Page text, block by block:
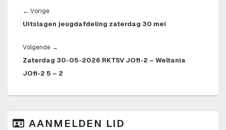
NAVIGATIE
← VorigeVorig
bericht:
Uitslagen jeugdafdeling zaterdag 30 mei
Volgende →
bericht:
Zaterdag 30-05-2026 RKTSV JO11-2 – Weltania
JO11-2 5 – 2
ZIJBALKAANMELDEN LID